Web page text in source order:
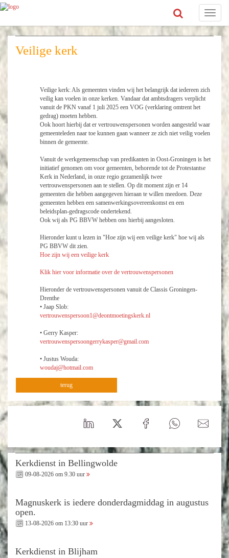
Toggle
Veilige kerk
Veilige kerk: Als gemeenten vinden wij het belangrijk dat iedereen zich
veilig kan voelen in onze kerken. Vandaar dat ambtsdragers verplicht
vanuit de PKN vanaf 1 juli 2025 een VOG (verklaring omtrent het
gedrag) moeten hebben.
Ook hoort hierbij dat er vertrouwenspersonen worden aangesteld waar
gemeenteleden naar toe kunnen gaan wanneer ze zich niet veilig voelen
binnen de gemeente.
Vanuit de werkgemeenschap van predikanten in Oost-Groningen is het
initiatief genomen om voor gemeenten, behorende tot de Protestantse
Kerk in Nederland, in onze regio gezamenlijk twee
vertrouwenspersonen aan te stellen. Op dit moment zijn er 14
gemeenten die hebben aangegeven hieraan te willen meedoen. Deze
gemeenten hebben een samenwerkingsovereenkomst en een
beleidsplan-gedragscode ondertekend.
Ook wij als PG BBVW hebben ons hierbij aangesloten.
Hieronder kunt u lezen in "Hoe zijn wij een veilige kerk" hoe wij als
PG BBVW dit zien.
Hoe zijn wij een veilige kerk
Klik hier voor informatie over de vertrouwenspersonen
Hieronder de vertrouwenspersonen vanuit de Classis Groningen-
Drenthe
• Jaap Slob:
vertrouwenspersoon1@deontmoetingskerk.nl
• Gerry Kasper:
vertrouwenspersoongerrykasper@gmail.com
• Justus Wouda:
woudaj@hotmail.com
terug
Kerkdienst in Bellingwolde
09-08-2026 om 9.30 uur
Magnuskerk is iedere donderdagmiddag in augustus
open.
13-08-2026 om 13:30 uur
Kerkdienst in Blijham